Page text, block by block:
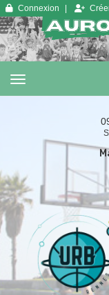
Connexion
Panneau de gestion